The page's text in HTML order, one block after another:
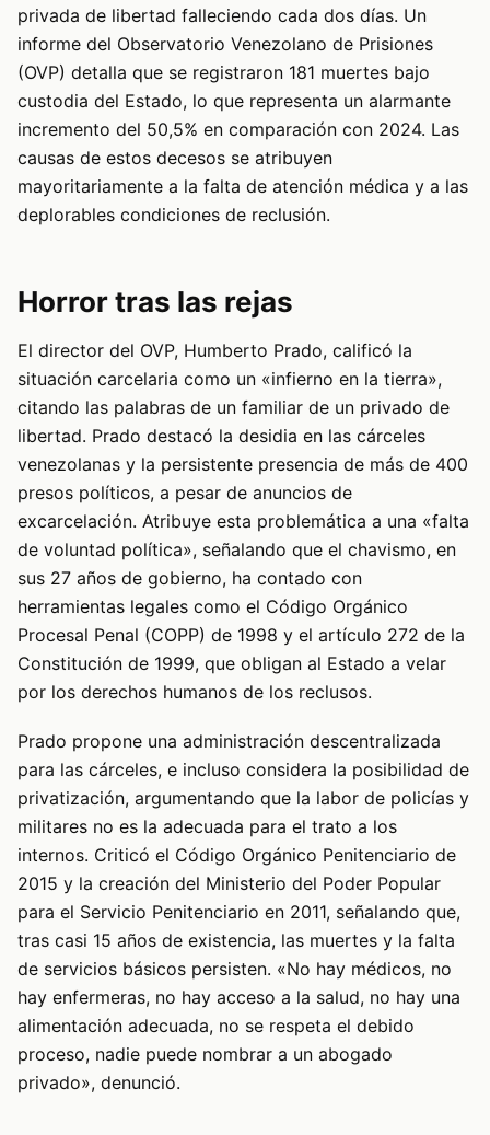
privada de libertad falleciendo cada dos días. Un
informe del Observatorio Venezolano de Prisiones
(OVP) detalla que se registraron 181 muertes bajo
custodia del Estado, lo que representa un alarmante
incremento del 50,5% en comparación con 2024. Las
causas de estos decesos se atribuyen
mayoritariamente a la falta de atención médica y a las
deplorables condiciones de reclusión.
Horror tras las rejas
El director del OVP, Humberto Prado, calificó la
situación carcelaria como un «infierno en la tierra»,
citando las palabras de un familiar de un privado de
libertad. Prado destacó la desidia en las cárceles
venezolanas y la persistente presencia de más de 400
presos políticos, a pesar de anuncios de
excarcelación. Atribuye esta problemática a una «falta
de voluntad política», señalando que el chavismo, en
sus 27 años de gobierno, ha contado con
herramientas legales como el Código Orgánico
Procesal Penal (COPP) de 1998 y el artículo 272 de la
Constitución de 1999, que obligan al Estado a velar
por los derechos humanos de los reclusos.
Prado propone una administración descentralizada
para las cárceles, e incluso considera la posibilidad de
privatización, argumentando que la labor de policías y
militares no es la adecuada para el trato a los
internos. Criticó el Código Orgánico Penitenciario de
2015 y la creación del Ministerio del Poder Popular
para el Servicio Penitenciario en 2011, señalando que,
tras casi 15 años de existencia, las muertes y la falta
de servicios básicos persisten. «No hay médicos, no
hay enfermeras, no hay acceso a la salud, no hay una
alimentación adecuada, no se respeta el debido
proceso, nadie puede nombrar a un abogado
privado», denunció.